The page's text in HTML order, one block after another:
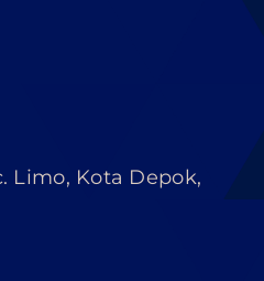
Limo, Kota Depok,